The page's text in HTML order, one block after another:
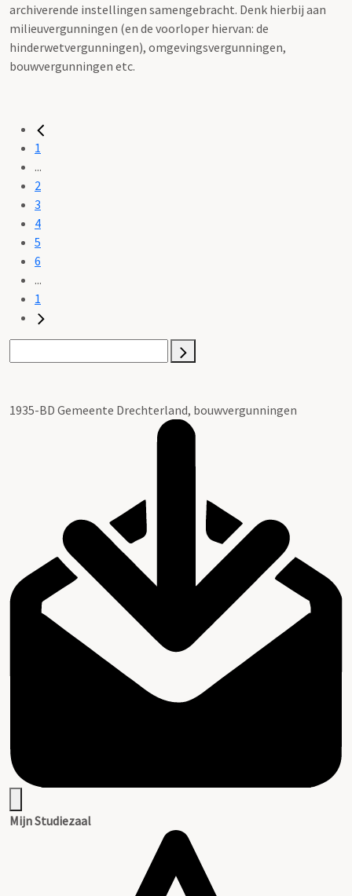
archiverende instellingen samengebracht. Denk hierbij aan
milieuvergunningen (en de voorloper hiervan: de
hinderwetvergunningen), omgevingsvergunningen,
bouwvergunningen etc.
1
...
2
3
4
5
6
...
1
1935-BD Gemeente Drechterland, bouwvergunningen
Mijn Studiezaal